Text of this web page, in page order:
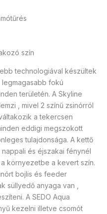
szín
technologiával készültek
fokú
területén. A Skyline
, mivel 2 színű zsinórról
a tekercsen
eddigi megszokott
tulajdonsága. A kettő
és éjszakai fénynél
környezetbe a kevert szín.
bojlis és feeder
süllyedő anyaga van ,
A SEDO Aqua
kezelni illetve csomót